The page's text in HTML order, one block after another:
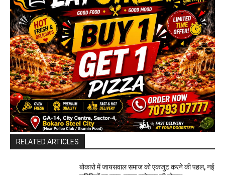
RELATED ARTICLES
बोकारो में जायसवाल समाज को एकजुट करने की पहल, नई